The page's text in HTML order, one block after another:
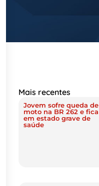
Mais recentes
Jovem sofre queda de
moto na BR 262 e fica
em estado grave de
saúde